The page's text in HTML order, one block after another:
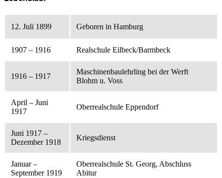
12. Juli 1899 Geboren in Hamburg
1907 – 1916 Realschule Eilbeck/Barmbeck
1916 – 1917
Maschinenbaulehrling bei der Werft
Blohm u. Voss
April – Juni
1917
Oberrealschule Eppendorf
Juni 1917 –
Dezember 1918
Kriegsdienst
Januar –
September 1919
Oberrealschule St. Georg, Abschluss
Abitur